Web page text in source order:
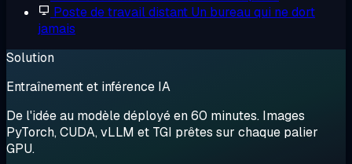
Poste de travail distant Un bureau qui ne dort
jamais
Solution
Entraînement et inférence IA
De l'idée au modèle déployé en 60 minutes. Images
PyTorch, CUDA, vLLM et TGI prêtes sur chaque palier
GPU.